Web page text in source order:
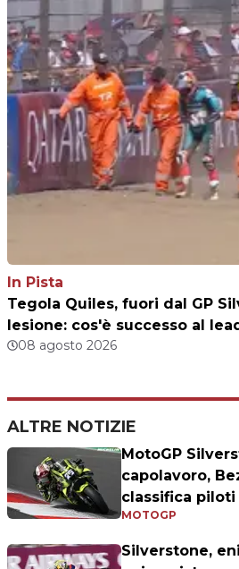
In Pista
Tegola Quiles, fuori dal GP
lesione: cos'è successo al
08 agosto 2026
ALTRE NOTIZIE
MotoGP
capolavoro,
classifica
MOTOGP
Silverstone,